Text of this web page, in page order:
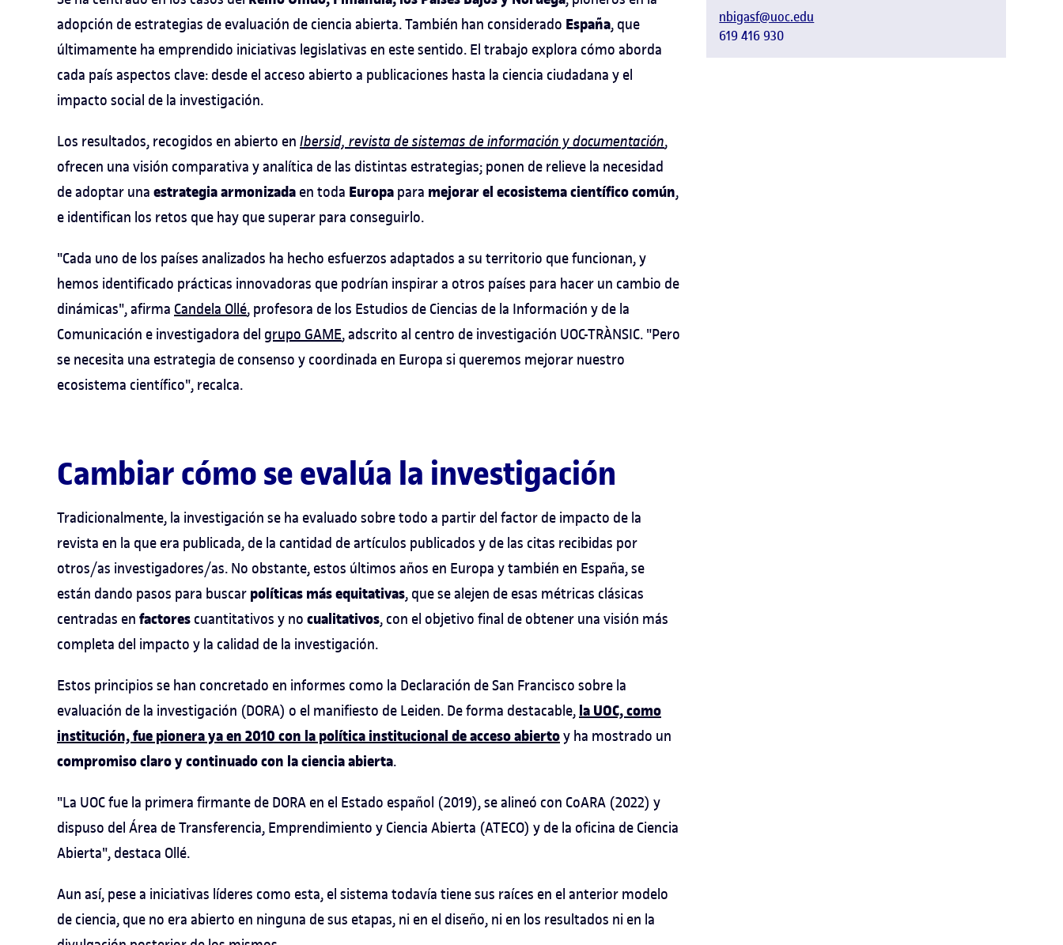
adopción de estrategias de evaluación de ciencia abierta. También han considerado España, que
últimamente ha emprendido iniciativas legislativas en este sentido. El trabajo explora cómo aborda
cada país aspectos clave: desde el acceso abierto a publicaciones hasta la ciencia ciudadana y el
impacto social de la investigación.
Los resultados, recogidos en abierto en Ibersid, revista de sistemas de información y documentación,
ofrecen una visión comparativa y analítica de las distintas estrategias; ponen de relieve la necesidad
de adoptar una estrategia armonizada en toda Europa para mejorar el ecosistema científico común,
e identifican los retos que hay que superar para conseguirlo.
"Cada uno de los países analizados ha hecho esfuerzos adaptados a su territorio que funcionan, y
hemos identificado prácticas innovadoras que podrían inspirar a otros países para hacer un cambio de
dinámicas", afirma Candela Ollé, profesora de los Estudios de Ciencias de la Información y de la
Comunicación e investigadora del grupo GAME, adscrito al centro de investigación UOC-TRÀNSIC. "Pero
se necesita una estrategia de consenso y coordinada en Europa si queremos mejorar nuestro
ecosistema científico", recalca.
Cambiar cómo se evalúa la investigación
Tradicionalmente, la investigación se ha evaluado sobre todo a partir del factor de impacto de la
revista en la que era publicada, de la cantidad de artículos publicados y de las citas recibidas por
otros/as investigadores/as. No obstante, estos últimos años en Europa y también en España, se
están dando pasos para buscar políticas más equitativas, que se alejen de esas métricas clásicas
centradas en factores cuantitativos y no cualitativos, con el objetivo final de obtener una visión más
completa del impacto y la calidad de la investigación.
Estos principios se han concretado en informes como la Declaración de San Francisco sobre la
evaluación de la investigación (DORA) o el manifiesto de Leiden. De forma destacable,la UOC, como
institución, fue pionera ya en 2010 con la política institucional de acceso abiertoy ha mostrado un
compromiso claro y continuado con la ciencia abierta.
"La UOC fue la primera firmante de DORA en el Estado español (2019), se alineó con CoARA (2022) y
dispuso del Área de Transferencia, Emprendimiento y Ciencia Abierta (ATECO) y de la oficina de Ciencia
Abierta", destaca Ollé.
Aun así, pese a iniciativas líderes como esta, el sistema todavía tiene sus raíces en el anterior modelo
de ciencia, que no era abierto en ninguna de sus etapas, ni en el diseño, ni en los resultados ni en la
nbigasf@uoc.edu
619 416 930